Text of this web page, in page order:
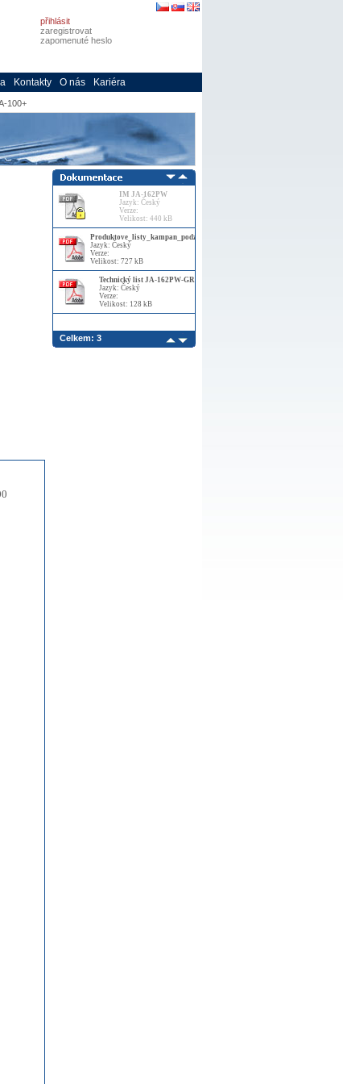
přihlásit
zaregistrovat
zapomenuté heslo
Kontakty O nás
Kariéra
100+
IM JA-162PW
Jazyk: Český
Verze:
Velikost: 440 kB
Produktove_listy_kampan_podzim_2023
Jazyk: Český
Verze:
Velikost: 727 kB
Technický list JA-162PW-GR
Jazyk: Český
Verze:
Velikost: 128 kB
Celkem: 3